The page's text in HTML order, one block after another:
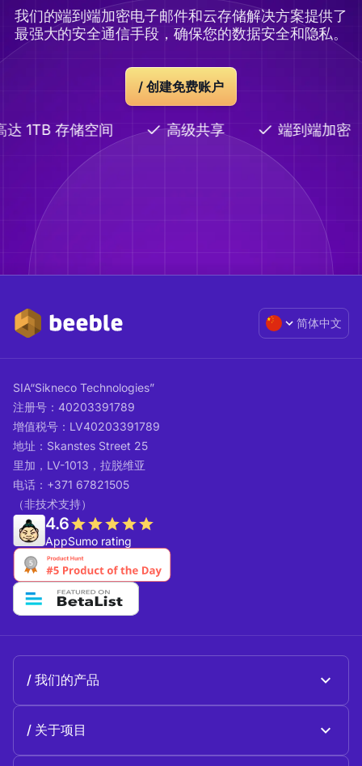
我们的端到端加密电子邮件和云存储解决方案提供了
最强大的安全通信手段，确保您的数据安全和隐私。
/ 创建免费账户
1TB 存储空间 高级共享 端到端加密
简体中文
SIA“Sikneco Technologies”
注册号：40203391789
增值税号：LV40203391789
地址：Skanstes Street 25
里加，LV-1013，拉脱维亚
电话：+371 67821505
（非技术支持）
4.6
AppSumo rating
我们的产品
关于项目